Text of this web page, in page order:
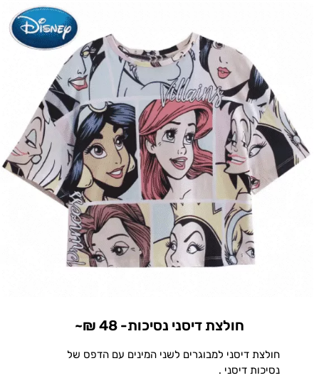
חולצת דיסני נסיכות- 48 ₪~
חולצת דיסני למבוגרים לשני המינים עם הדפס של
נסיכות דיסני .